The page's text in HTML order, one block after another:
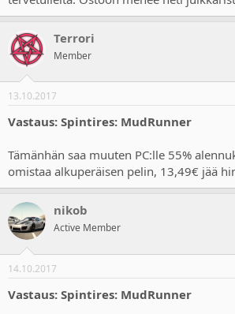
Terrori
Member
13.10.2017
Vastaus: Spintires: MudRunner
Tämänhän saa muuten PC:lle 55%
omistaa alkuperäisen pelin, 13,49€ jää
nikob
Active Member
14.10.2017
Vastaus: Spintires: MudRunner